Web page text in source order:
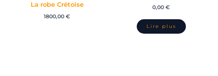
La robe Crétoise
1800,00 €
0,00 €